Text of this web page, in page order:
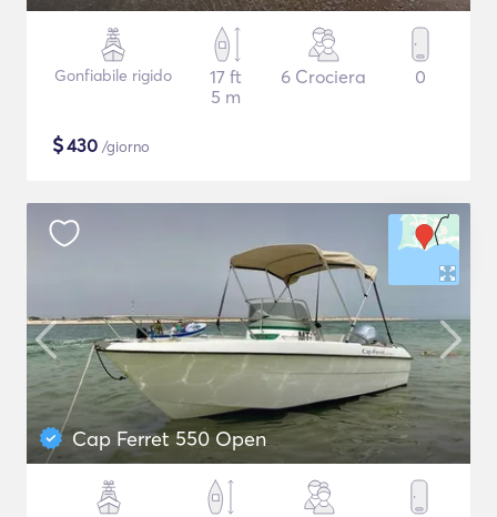
Gonfiabile rigido
17 ft
5 m
6 Crociera 0
$430 /giorno
Cap Ferret 550 Open